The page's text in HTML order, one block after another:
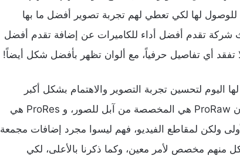
لها لكي تعطي لهم تجربة تصوير أفضل ما بها
شركة تقدم أفضل أداء للكاميرات عن إضافة تقدم أفضل
أي تفاصيل حرفياً، مع ألوان تظهر بأفضل شكل أيضاً!
اليوم لتحسين تجربة التصوير والاهتمام بشكل أكبر
بالتفاصيل لابد أن تكون على علم أيضاً أن ProRaw هي المخصصة من آبل للصور، و ProRes هي
ولكن لمقاطع الفيديو، فهم ليسوا مجرد إضافات مجمعة
منهم مخصص لأمر معين، وكما ذكرنا بالأعلى، لكي